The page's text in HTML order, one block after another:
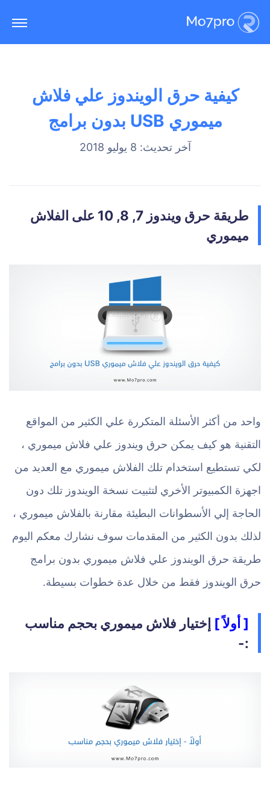
كيفية حرق الويندوز علي فلاش
ميموري USB بدون برامج
آخر تحديث: 8 يوليو 2018
طريقة حرق ويندوز 7, 8, 10 على الفلاش
ميموري
واحد من أكثر الأسئلة المتكررة علي الكثير من المواقع
التقنية هو كيف يمكن حرق ويندوز علي فلاش ميموري ،
لكي تستطيع استخدام تلك الفلاش ميموري مع العديد من
اجهزة الكمبيوتر الأخري لتثبيت نسخة الويندوز تلك دون
الحاجة إلي الأسطوانات البطيئة مقارنة بالفلاش ميموري ،
لذلك بدون الكثير من المقدمات سوف نشارك معكم اليوم
طريقة حرق الويندوز علي فلاش ميموري بدون برامج
حرق الويندوز فقط من خلال عدة خطوات بسيطة.
[ أولاً ] إختيار فلاش ميموري بحجم مناسب
:-